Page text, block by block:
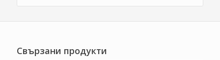
Свързани продукти